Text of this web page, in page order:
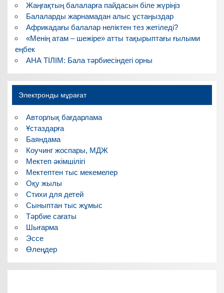
Жаңғақтың балаларға пайдасын біле жүріңіз
Балаларды жарнамадан алыс ұстаңыздар
Африкадағы балалар неліктен тез жетіледі?
«Менің атам – шежіре» атты тақырыптағы ғылыми
еңбек
АНА ТІЛІМ: Бала тәрбиесіндегі орны
Электронды мұрағат
Авторлық бағдарлама
Ұстаздарға
Баяндама
Коучинг жоспары, МДЖ
Мектеп әкімшілігі
Мектептен тыс мекемелер
Оқу жылы
Стихи для детей
Сыныптан тыс жұмыс
Тәрбие сағаты
Шығарма
Эссе
Өлеңдер